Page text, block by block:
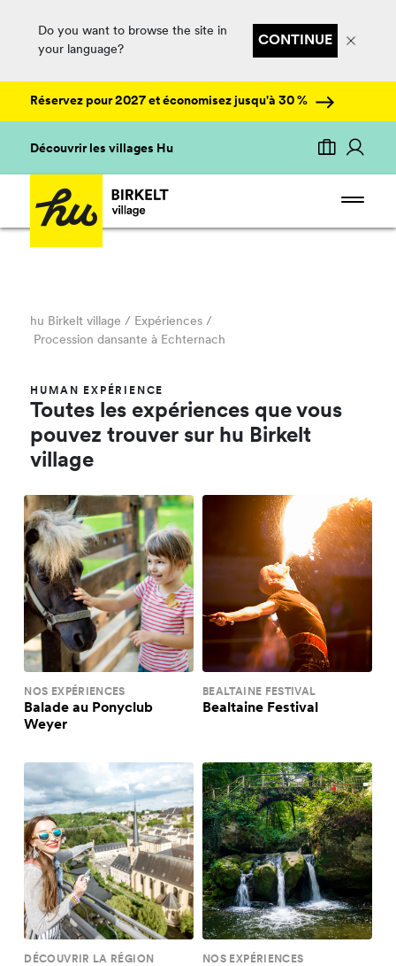
Do you want to browse the site in
your language?
CONTINUE
Réservez pour 2027 et économisez jusqu'à 30 %
Découvrir les villages Hu
hu Birkelt village / Expériences /
Procession dansante à Echternach
HUMAN EXPÉRIENCE
Toutes les expériences que vous
pouvez trouver sur hu Birkelt
village
NOS EXPÉRIENCES
Balade au Ponyclub
Weyer
BEALTAINE FESTIVAL
Bealtaine Festival
DÉCOUVRIR LA RÉGION NOS EXPÉRIENCES